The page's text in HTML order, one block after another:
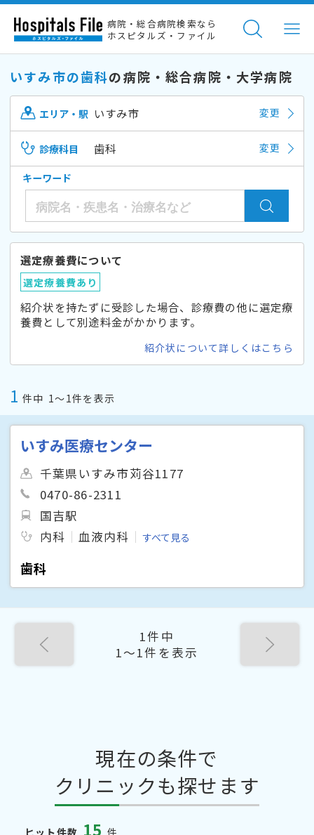
病院・総合病院検索なら
ホスピタルズ・ファイル
いすみ市の歯科の病院・総合病院・大学病院
エリア・駅 いすみ市 変更
診療科目 歯科 変更
キーワード
選定療養費について
選定療養費あり
紹介状を持たずに受診した場合、診療費の他に選定療
養費として別途料金がかかります。
紹介状について詳しくはこちら
1 件中 1〜1件を表示
いすみ医療センター
千葉県いすみ市苅谷1177
0470-86-2311
国吉駅
内科
血液内科 すべて見る
歯科
1件中
1〜1件を表示
現在の条件で
クリニックも探せます
15